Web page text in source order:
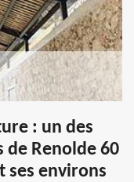
: un des
de Renolde 60
ses environs